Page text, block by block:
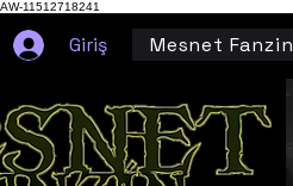
AW-11512718241
Giriş Mesnet Fanzin